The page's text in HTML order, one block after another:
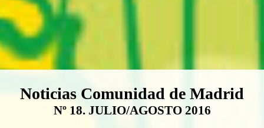
Boletín Noticias Comunidad de
Noticias Comunidad de Madrid
Nº 18. JULIO/AGOSTO 2016